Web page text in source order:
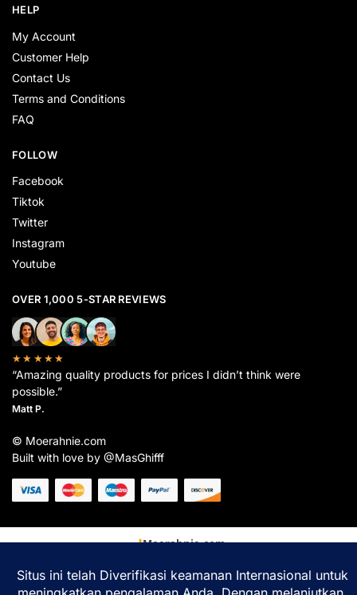
HELP
My Account
Customer Help
Contact Us
Terms and Conditions
FAQ
FOLLOW
Facebook
Tiktok
Twitter
Instagram
Youtube
OVER 1,000 5-STAR REVIEWS
★★★★★
“Amazing quality products for prices I didn’t think were
possible.”
Matt P.
© Moerahnie.com
Built with love by @MasGhifff
Moerahnie.com
pengalaman belanja terbaik Anda.